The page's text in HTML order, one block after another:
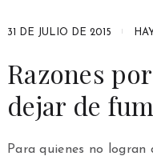
31 DE JULIO DE 2015
Razones
dejar de
Para quienes no logran